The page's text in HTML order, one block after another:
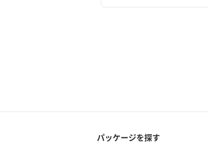
パッケージを探す